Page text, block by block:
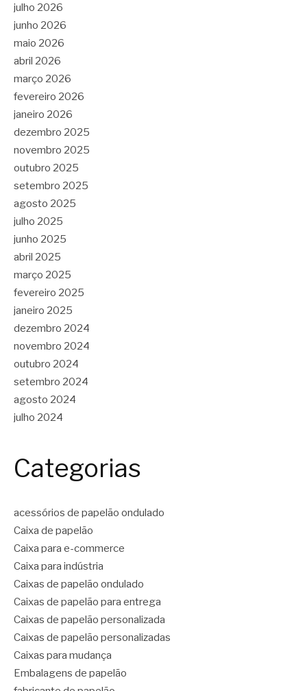
julho 2026
junho 2026
maio 2026
abril 2026
março 2026
fevereiro 2026
janeiro 2026
dezembro 2025
novembro 2025
outubro 2025
setembro 2025
agosto 2025
julho 2025
junho 2025
abril 2025
março 2025
fevereiro 2025
janeiro 2025
dezembro 2024
novembro 2024
outubro 2024
setembro 2024
agosto 2024
julho 2024
Categorias
acessórios de papelão ondulado
Caixa de papelão
Caixa para e-commerce
Caixa para indústria
Caixas de papelão ondulado
Caixas de papelão para entrega
Caixas de papelão personalizada
Caixas de papelão personalizadas
Caixas para mudança
Embalagens de papelão